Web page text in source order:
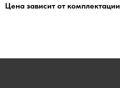
Цена зависит от